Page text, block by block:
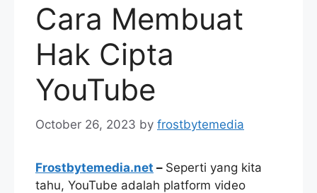
Cara Membuat
Hak Cipta
YouTube
October 26, 2023 by frostbytemedia
Frostbytemedia.net – Seperti yang kita
tahu, YouTube adalah platform video